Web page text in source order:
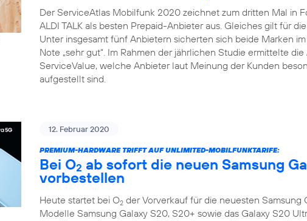
Der ServiceAtlas Mobilfunk 2020 zeichnet zum dritten Mal in
ALDI TALK als besten Prepaid-Anbieter aus. Gleiches gilt für
Unter insgesamt fünf Anbietern sicherten sich beide Marken
Note „sehr gut“. Im Rahmen der jährlichen Studie ermittelte
ServiceValue, welche Anbieter laut Meinung der Kunden
aufgestellt sind.
12. Februar 2020
PREMIUM-HARDWARE TRIFFT AUF UNLIMITED-MOBILFUNKTARIFE:
Bei O2 ab sofort die neuen Samsung
vorbestellen
Heute startet bei O2 der Vorverkauf für die neuesten Samsung
Modelle Samsung Galaxy S20, S20+ sowie das Galaxy S20